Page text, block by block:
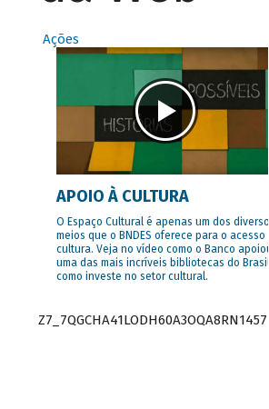
Ações
APOIO À CULTURA
O Espaço Cultural é apenas um dos diversos
meios que o BNDES oferece para o acesso à
cultura. Veja no vídeo como o Banco apoiou
uma das mais incríveis bibliotecas do Brasil
como investe no setor cultural.
Z7_7QGCHA41LODH60A3OQA8RN1457